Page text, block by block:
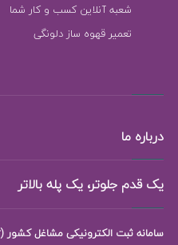
شعبه آنلاین کسب و کار شما
تعمیر قهوه ساز دلونگی
درباره ما
یک قدم جلوتر، یک پله بالاتر
سامانه ثبت الکترونیکی مشاغل کشور (118ejob.ir)